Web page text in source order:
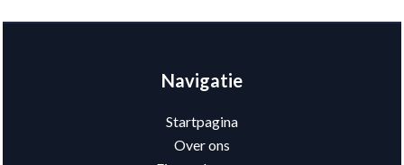
Navigatie
Startpagina
Over ons